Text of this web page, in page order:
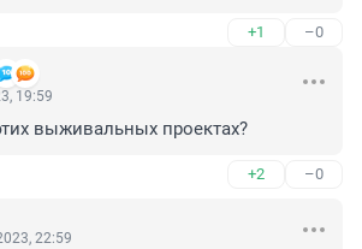
+1 –0
19:59
выживальных проектах?
+2 –0
22:59